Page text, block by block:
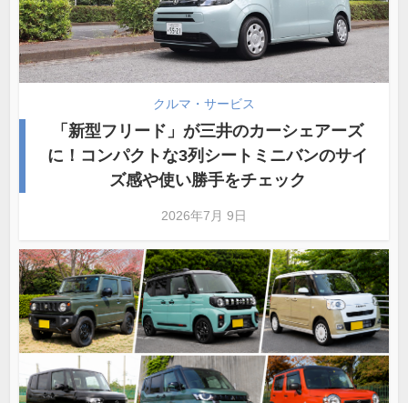
クルマ・サービス
「新型フリード」が三井のカーシェアーズ
に！コンパクトな3列シートミニバンのサイ
ズ感や使い勝手をチェック
2026年7月 9日